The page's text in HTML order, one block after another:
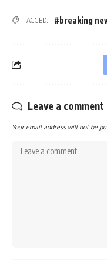
TAGGED: #breaking
Leave a comment
Your email address will not be